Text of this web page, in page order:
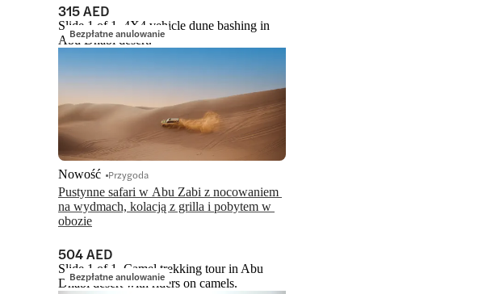
315 AED
Bezpłatne anulowanie
Slide 1 of 1, 4X4 vehicle dune bashing in
Abu Dhabi desert.
Pustynne safari w Abu Zabi z nocowaniem
na wydmach, kolacją z grilla i pobytem w
obozie
Nowość Przygoda
504 AED
Bezpłatne anulowanie
Slide 1 of 1, Camel trekking tour in Abu
Dhabi desert with riders on camels.